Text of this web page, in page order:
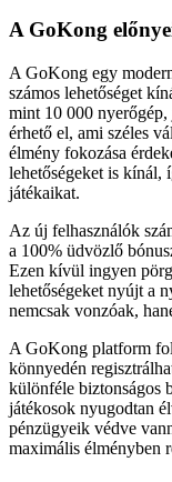
A GoKong
A GoKong egy
számos lehetőséget
mint 10 000
érhető el, ami széles
élmény fokozása
lehetőségeket is kínál,
játékaikat.
Az új felhasználók
a 100% üdvözlő
Ezen kívül ingyen
lehetőségeket nyújt a
nemcsak vonzóak,
A GoKong platform
könnyedén
különféle biztonságos
játékosok nyugodtan
pénzügyeik védve
maximális élményben